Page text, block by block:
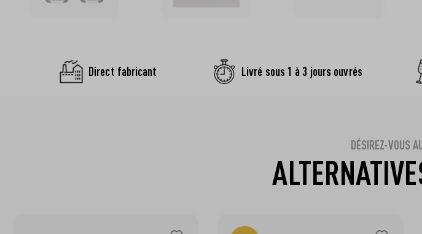
Direct fabricant Livré sous 1 à 3 jours ouvrés
DÉSIREZ-VOUS